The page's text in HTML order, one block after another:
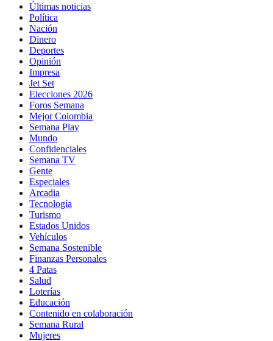
Últimas noticias
Política
Nación
Dinero
Deportes
Opinión
Impresa
Jet Set
Elecciones 2026
Foros Semana
Mejor Colombia
Semana Play
Mundo
Confidenciales
Semana TV
Gente
Especiales
Arcadia
Tecnología
Turismo
Estados Unidos
Vehículos
Semana Sostenible
Finanzas Personales
4 Patas
Salud
Loterías
Educación
Contenido en colaboración
Semana Rural
Mujeres